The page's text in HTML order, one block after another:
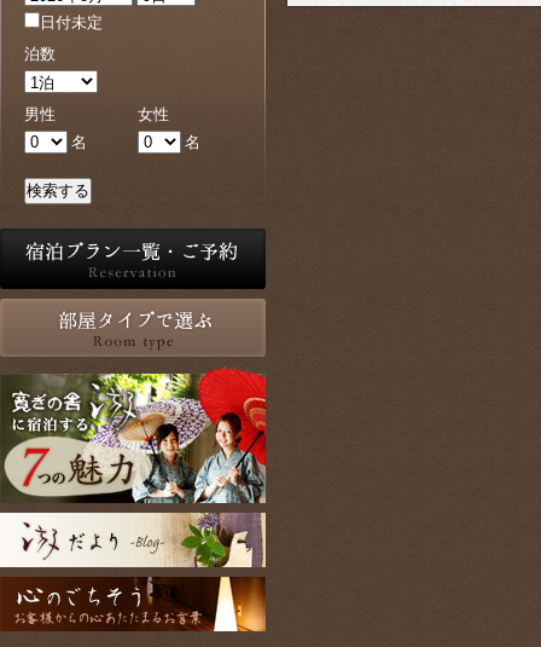
日付未定
泊数
男性
名
女性
名
検索する